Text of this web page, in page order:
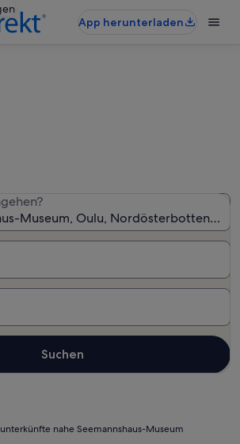
App herunterladen
Museum, Oulu, Nordösterbotten,
Suchen
nahe Seemannshaus-Museum